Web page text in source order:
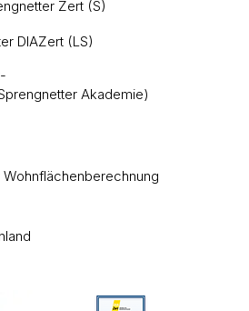
Zert (S)
DIAZert (LS)
Akademie)